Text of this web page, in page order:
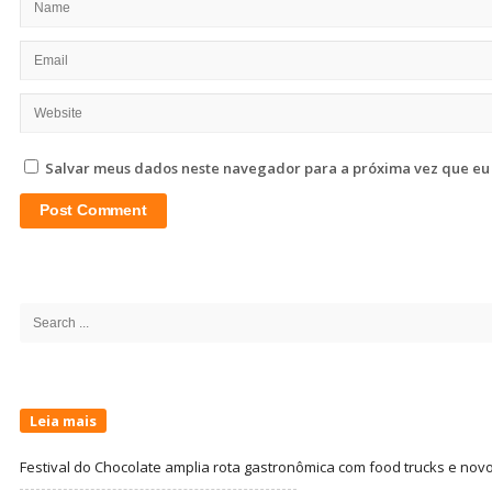
Salvar meus dados neste navegador para a próxima vez que
Search
Leia mais
Festival do Chocolate amplia rota gastronômica com food trucks e